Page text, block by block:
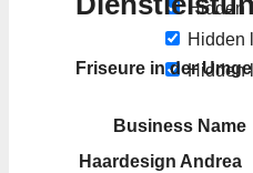
Hidden
Hidden
Hidden
Friseure in der
Business Name
Haardesign Andrea